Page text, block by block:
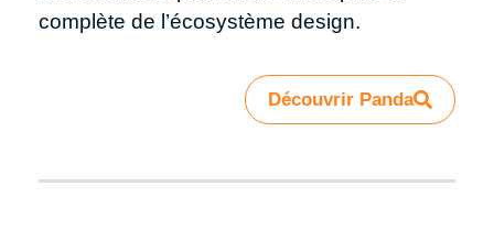
complète de l’écosystème design.
Découvrir Panda